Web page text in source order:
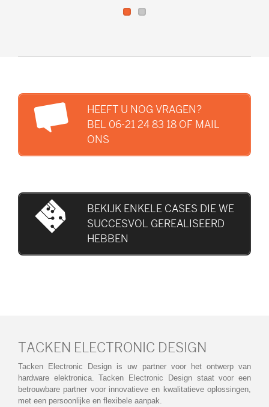
HEEFT U NOG VRAGEN?
BEL 06-21 24 83 18 OF MAIL
ONS
BEKIJK ENKELE CASES DIE WE
SUCCESVOL GEREALISEERD
HEBBEN
TACKEN ELECTRONIC DESIGN
Tacken Electronic Design is uw partner voor het ontwerp van
hardware elektronica. Tacken Electronic Design staat voor een
betrouwbare partner voor innovatieve en kwalitatieve oplossingen,
met een persoonlijke en flexibele aanpak.